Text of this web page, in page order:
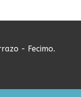
- Fecimo.